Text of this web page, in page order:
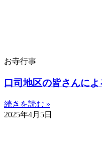
お寺行事
口司地区の皆さんによ
続きを読む »
2025年4月5日